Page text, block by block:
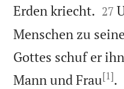
Erden kriecht. 

27
Menschen zu
Gottes schuf er
Mann und Frau[1].